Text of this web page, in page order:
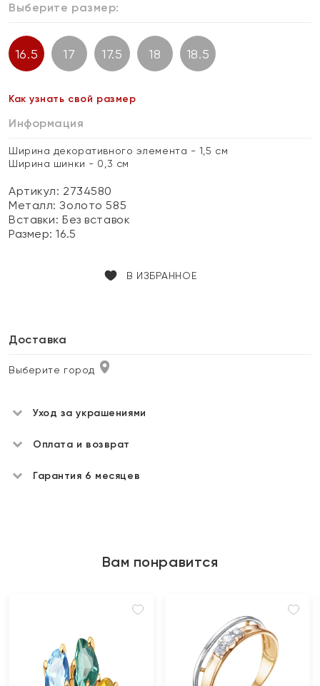
Выберите размер:
16.5 17 17.5 18 18.5
Как узнать свой размер
Информация
Ширина декоративного элемента - 1,5 см
Ширина шинки - 0,3 см
Артикул: 2734580
Металл:Золото 585
Вставки:Без вставок
Размер:16.5
В ИЗБРАННОЕ
Доставка
Выберите город
Уход за украшениями
Оплата и возврат
Гарантия 6 месяцев
Вам понравится